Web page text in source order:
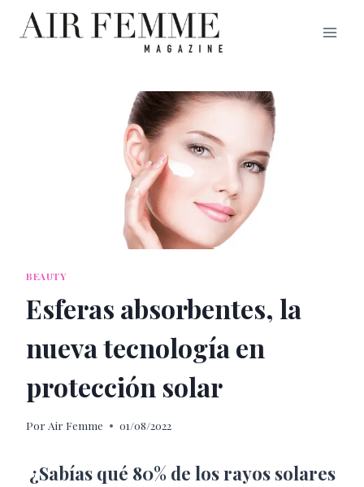
Saltar
BEAUTY
Esferas absorbentes, la
nueva tecnología en
protección solar
Por Air Femme 01/08/2022
¿Sabías qué 80% de los rayos solares